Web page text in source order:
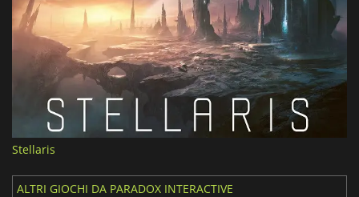
Stellaris
ALTRI GIOCHI DA PARADOX INTERACTIVE